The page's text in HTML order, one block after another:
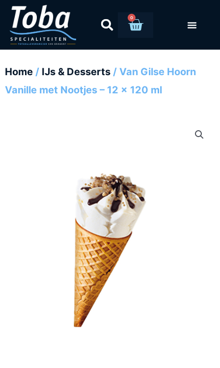
inhoud
0
Home / IJs & Desserts / Van Gilse Hoorn
Vanille met Nootjes – 12 x 120 ml